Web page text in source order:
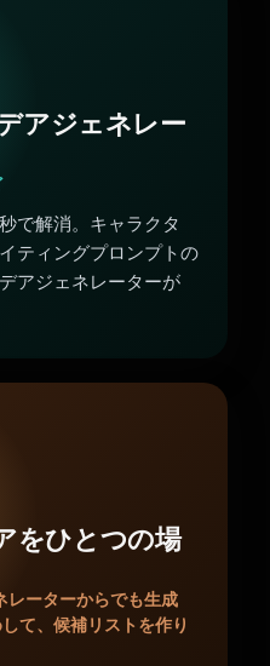
アジェネレー
で解消。キャラクタ
ティングプロンプトの
アジェネレーターが
をひとつの場
ーターからでも生成
て、候補リストを作り